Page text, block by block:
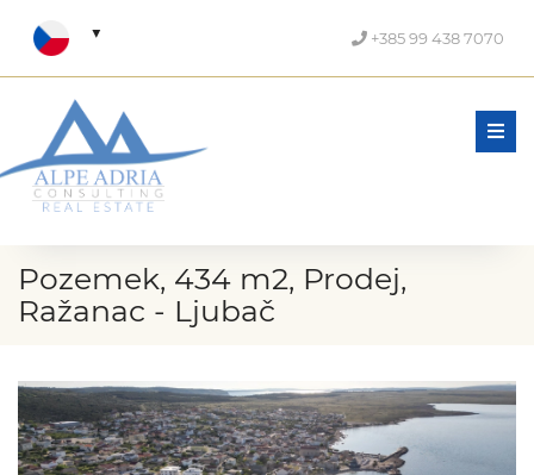
+385 99 438 7070
Pozemek, 434 m2, Prodej,
Ražanac - Ljubač